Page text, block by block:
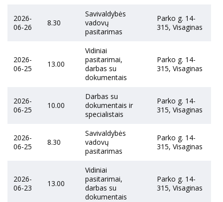
2026-
06-26
8.30
Savivaldybės
vadovų
pasitarimas
Parko g. 14-
315, Visaginas
2026-
06-25
13.00
Vidiniai
pasitarimai,
darbas su
dokumentais
Parko g. 14-
315, Visaginas
2026-
06-25
10.00
Darbas su
dokumentais ir
specialistais
Parko g. 14-
315, Visaginas
2026-
06-25
8.30
Savivaldybės
vadovų
pasitarimas
Parko g. 14-
315, Visaginas
2026-
06-23
13.00
Vidiniai
pasitarimai,
darbas su
dokumentais
Parko g. 14-
315, Visaginas